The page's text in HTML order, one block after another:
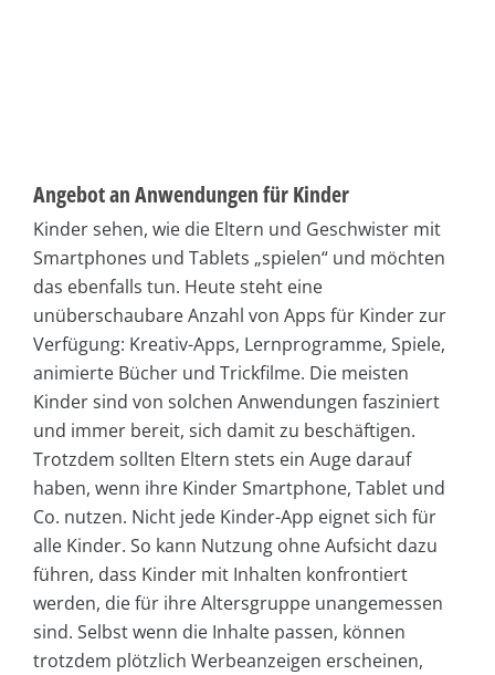
Angebot an Anwendungen für Kinder
Kinder sehen, wie die Eltern und Geschwister mit
Smartphones und Tablets „spielen“ und möchten
das ebenfalls tun. Heute steht eine
unüberschaubare Anzahl von Apps für Kinder zur
Verfügung: Kreativ-Apps, Lernprogramme, Spiele,
animierte Bücher und Trickfilme. Die meisten
Kinder sind von solchen Anwendungen fasziniert
und immer bereit, sich damit zu beschäftigen.
Trotzdem sollten Eltern stets ein Auge darauf
haben, wenn ihre Kinder Smartphone, Tablet und
Co. nutzen. Nicht jede Kinder-App eignet sich für
alle Kinder. So kann Nutzung ohne Aufsicht dazu
führen, dass Kinder mit Inhalten konfrontiert
werden, die für ihre Altersgruppe unangemessen
sind. Selbst wenn die Inhalte passen, können
trotzdem plötzlich Werbeanzeigen erscheinen,